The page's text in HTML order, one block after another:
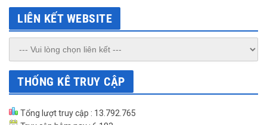
LIÊN KẾT WEBSITE
THỐNG KÊ TRUY CẬP
Tổng lượt truy cập : 13.792.765